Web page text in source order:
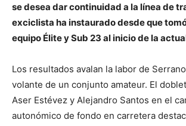
se desea dar continuidad a la línea de
exciclista ha instaurado desde que
equipo Élite y Sub 23 al inicio de la
Los resultados avalan la labor de
volante de un conjunto amateur. El
Aser Estévez y Alejandro Santos en el
autonómico de fondo en carretera